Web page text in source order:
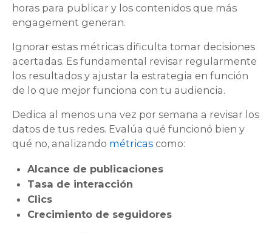
horas para publicar y los contenidos que más
engagement generan.
Ignorar estas métricas dificulta tomar decisiones
acertadas. Es fundamental revisar regularmente
los resultados y ajustar la estrategia en función
de lo que mejor funciona con tu audiencia.
Dedica al menos una vez por semana a revisar los
datos de tus redes. Evalúa qué funcionó bien y
qué no, analizando métricas como:
Alcance de publicaciones
Tasa de interacción
Clics
Crecimiento de seguidores